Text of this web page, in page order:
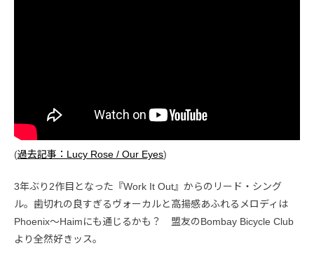
(過去記事：Lucy Rose / Our Eyes)
3年ぶり2作目となった『Work It Out』からのリード・シング
ル。歯切れの良すぎるヴォーカルと高揚感あふれるメロディは
Phoenix〜Haimにも通じるかも？ 盟友のBombay Bicycle Club
より全然好きッス。